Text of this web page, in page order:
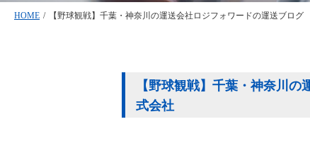
HOME / 【野球観戦】千葉・神奈川の運送会社ロジフォワードの運送ブログ
【野球観戦】千葉・神奈川
式会社